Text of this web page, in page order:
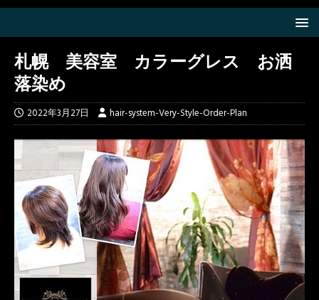
札幌 美容室 カラーグレス お洒
落染め
2022年3月27日 hair-system-Very-Style-Order-Plan